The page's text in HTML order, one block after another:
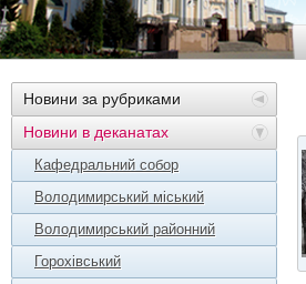
Новини за рубриками
Новини в деканатах
Кафедральний собор
Володимирський міський
Володимирський районний
Горохівський